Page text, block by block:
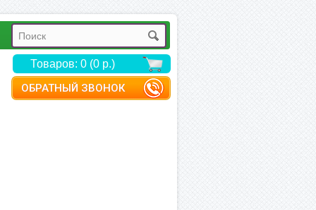
ОБРАТНЫЙ ЗВОНОК
Товаров: 0 (0 р.)